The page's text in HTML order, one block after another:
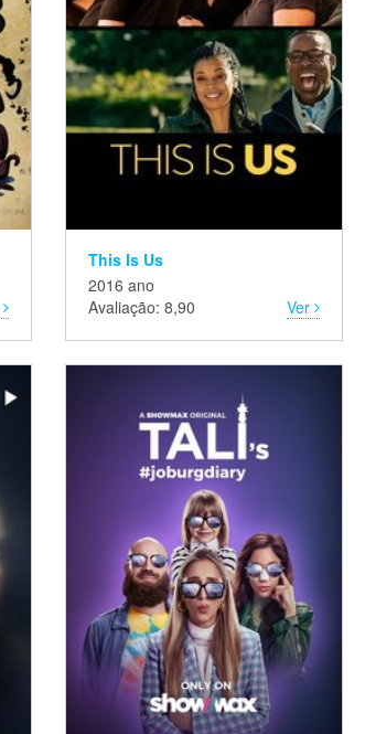
This Is Us
2016 ano
Avaliação: 8,90
Ver